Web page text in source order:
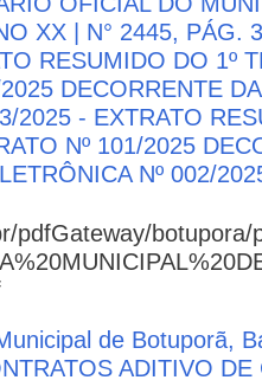
XX | N° 2445, PÁG.
RESUMIDO DO 1º
DECORRENTE
2025 - EXTRATO
Nº 101/2025
Nº 002/
pdfGateway/
de Botuporã,
ADITIVO DE